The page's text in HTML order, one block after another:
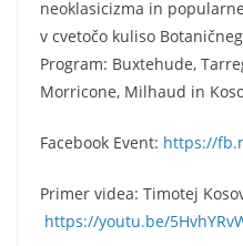
neoklasicizma in
v cvetočo kuliso
Program: Buxtehude,
Morricone, Milhaud in
Facebook Event: https://
Primer videa: Timotej
https://youtu.be/